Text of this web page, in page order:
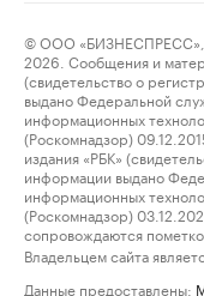
© ООО
2026. Сообщения и
(свидетельство о
выдано Федеральной
информационных
(Роскомнадзор)
издания «РБК»
информации выдано
информационных
(Роскомнадзор)
сопровождаются
Владельцем сайта
Данные предоставлены: